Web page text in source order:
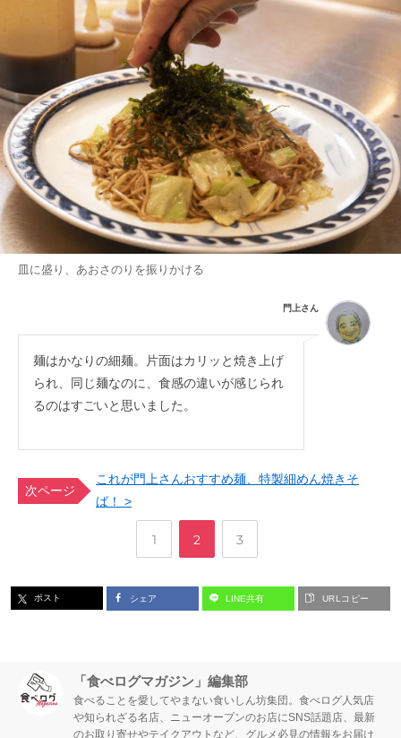
皿に盛り、あおさのりを振りかける
門上さん
麺はかなりの細麺。片面はカリッと焼き上げ
られ、同じ麺なのに、食感の違いが感じられ
るのはすごいと思いました。
次ページ
これが門上さんおすすめ麺、特製細めん焼きそ
ば！ >
ペ
ジ
1
,
ペ
ジ
2
,
ペ
ジ
3
ポスト シェア LINE共有 URLコピー
「食べログマガジン」編集部
食べることを愛してやまない食いしん坊集団。食べログ人気店
や知られざる名店、ニューオープンのお店にSNS話題店、最新
のお取り寄せやテイクアウトなど、グルメ必見の情報をお届け